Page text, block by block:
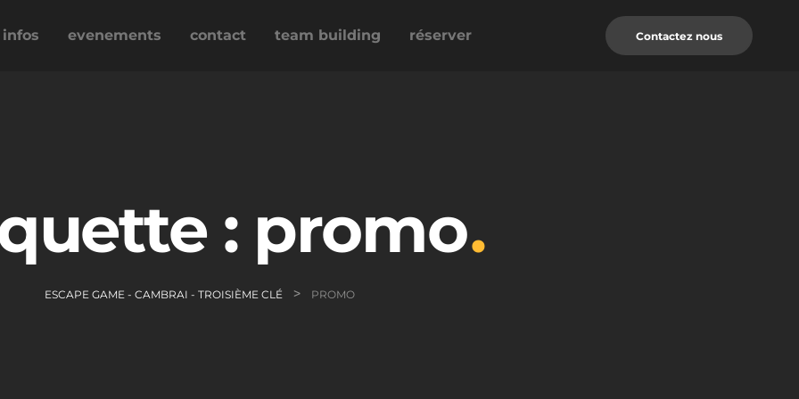
infos evenements contact team building réserver Contactez nous
: promo
ESCAPE GAME - CAMBRAI - TROISIÈME CLÉ > PROMO